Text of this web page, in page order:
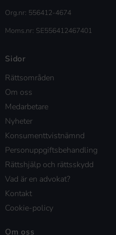
Org.nr: 556412-4674
Moms.nr: SE556412467401
Sidor
Rättsområden
Om oss
Medarbetare
Nyheter
Konsumenttvistnämnd
Personuppgiftsbehandling
Rättshjälp och rättsskydd
Vad är en advokat?
Kontakt
Cookie-policy
Om oss